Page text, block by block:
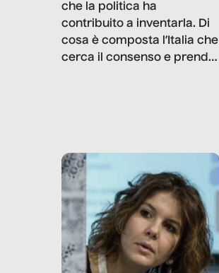
che la politica ha
contribuito a inventarla. Di
cosa è composta l’Italia che
cerca il consenso e prende